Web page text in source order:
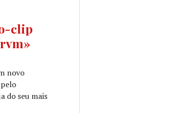
clip
novo
do seu mais
oficial para «Nomen Barbarvm» [streaming]